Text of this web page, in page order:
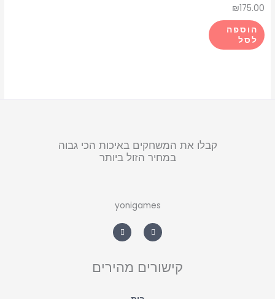
₪175.00
הוספה
לסל
קבלו את המשחקים באיכות הכי גבוה
במחיר הזול ביותר
yonigames
a
c
e
o
h
a
t
p
p
קישורים מהירים